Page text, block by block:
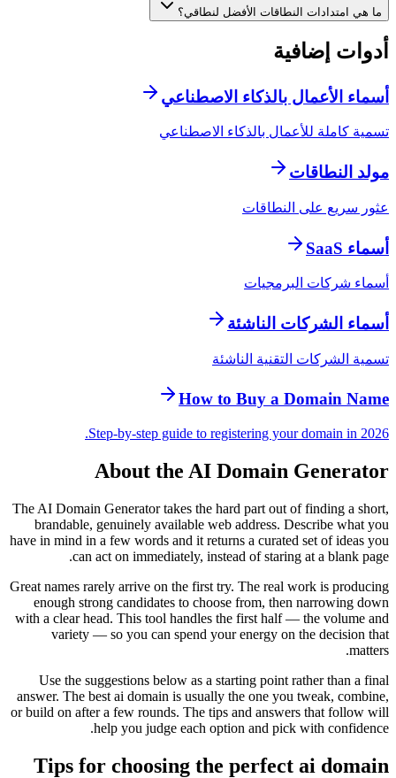
ما هي امتدادات النطاقات الأفضل لنطاقي؟
أدوات إضافية
أسماء الأعمال بالذكاء الاصطناعي
تسمية كاملة للأعمال بالذكاء الاصطناعي
مولد النطاقات
عثور سريع على النطاقات
أسماء SaaS
أسماء شركات البرمجيات
أسماء الشركات الناشئة
تسمية الشركات التقنية الناشئة
How to Buy a Domain Name
Step-by-step guide to registering your domain in 2026.
About the AI Domain Generator
The AI Domain Generator takes the hard part out of finding a short,
brandable, genuinely available web address. Describe what you
have in mind in a few words and it returns a curated set of ideas you
can act on immediately, instead of staring at a blank page.
Great names rarely arrive on the first try. The real work is producing
enough strong candidates to choose from, then narrowing down
with a clear head. This tool handles the first half — the volume and
variety — so you can spend your energy on the decision that
matters.
Use the suggestions below as a starting point rather than a final
answer. The best ai domain is usually the one you tweak, combine,
or build on after a few rounds. The tips and answers that follow will
help you judge each option and pick with confidence.
Tips for choosing the perfect ai domain